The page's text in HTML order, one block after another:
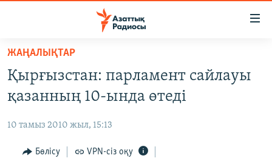
Skip
main
content
to
Navigation
САЯСАТ
ҚАҢТАР ОҚИҒАСЫ
АДАМ ҚҰҚЫҚТАРЫ
ЖАҢАЛЫҚТАР
Қырғызстан: парламент сайлауы
қазанның 10-ында өтеді
10 тамыз 2010 жыл, 15:13
Бөлісу VPN-сіз оқу